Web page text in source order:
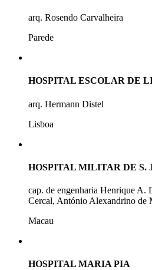
arq. Rosendo Carvalheira
Parede
HOSPITAL ESCOLAR DE
arq. Hermann Distel
Lisboa
HOSPITAL MILITAR DE S.
cap. de engenharia Henrique A.
Cercal, António Alexandrino de
Macau
HOSPITAL MARIA PIA